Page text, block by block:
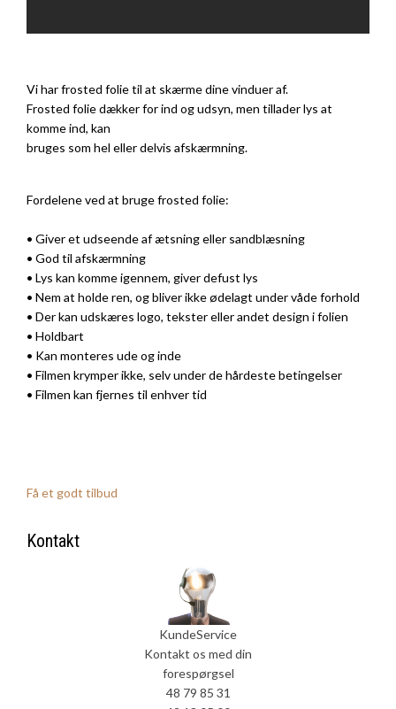
Vi har frosted folie til at skærme dine vinduer af.
Frosted folie dækker for ind og udsyn, men tillader lys at
komme ind, kan
bruges som hel eller delvis afskærmning.
Fordelene ved at bruge frosted folie:
• Giver et udseende af ætsning eller sandblæsning
• God til afskærmning
• Lys kan komme igennem, giver defust lys
• Nem at holde ren, og bliver ikke ødelagt under våde forhold
• Der kan udskæres logo, tekster eller andet design i folien
• Holdbart
• Kan monteres ude og inde
• Filmen krymper ikke, selv under de hårdeste betingelser
• Filmen kan fjernes til enhver tid
Få et godt tilbud
Kontakt
KundeService
Kontakt os med din
forespørgsel
48 79 85 31